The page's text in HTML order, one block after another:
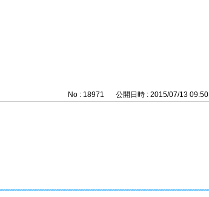
No : 18971 公開日時 : 2015/07/13 09:50